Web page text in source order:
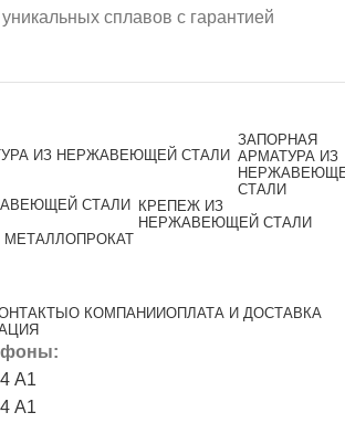
сплавов с гарантией
ЗАПОРНАЯ
АРМАТУРА ИЗ
СТАЛИ
КРЕПЕЖ ИЗ
НЕРЖАВЕЮЩЕЙ СТАЛИ
МЕТАЛЛОПРОКАТ
О КОМПАНИИОПЛАТА И ДОСТАВКА
А1
А1